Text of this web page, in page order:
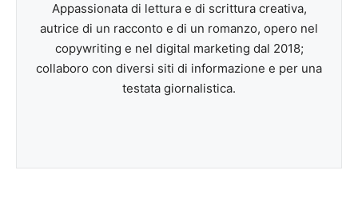
Appassionata di lettura e di scrittura creativa,
autrice di un racconto e di un romanzo, opero nel
copywriting e nel digital marketing dal 2018;
collaboro con diversi siti di informazione e per una
testata giornalistica.